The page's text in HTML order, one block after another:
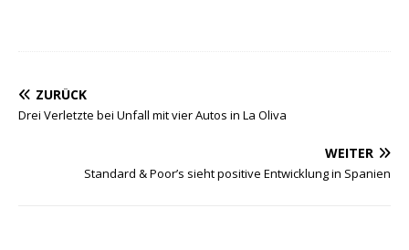
ZURÜCK
Drei Verletzte bei Unfall mit vier Autos in La Oliva
WEITER
Standard & Poor’s sieht positive Entwicklung in Spanien